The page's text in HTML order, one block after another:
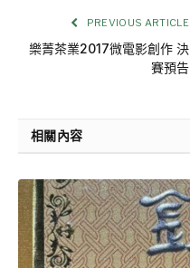
PREVIOUS ARTICLE
樂菁茶業2017微電影創作 決
賽預告
相關內容